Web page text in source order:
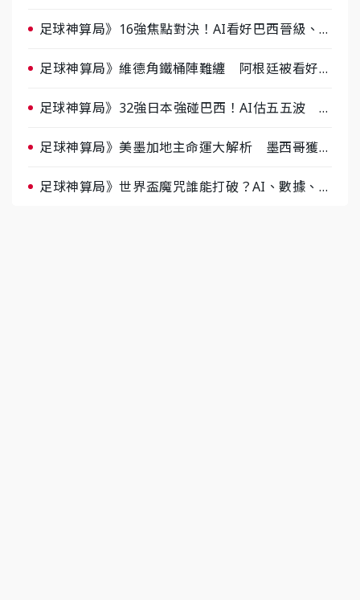
足球神算局》16強焦點對決！AI看好巴西晉級、數
足球神算局》維德角鐵桶陣難纏 阿根廷被看好下
足球神算局》32強日本強碰巴西！AI估五五波 牛
足球神算局》美墨加地主命運大解析 墨西哥獲數
足球神算局》世界盃魔咒誰能打破？AI、數據、塔